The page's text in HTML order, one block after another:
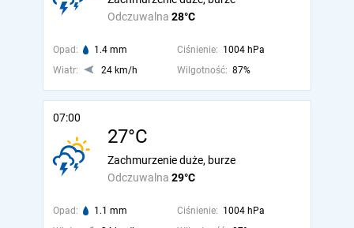
Odczuwalna 28°C
Opad: 1.4 mm Ciśnienie: 1004 hPa
Wiatr:
24 km/h Wilgotność: 87%
07:00
27°C
Odczuwalna 29°C
Zachmurzenie duże, burze
Opad: 1.1 mm Ciśnienie: 1004 hPa